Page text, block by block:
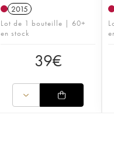
2015
Lot de 1 bouteille | 60+
en stock
39€